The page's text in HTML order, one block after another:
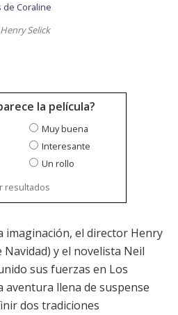
de Coraline
Henry Selick
la película?
Muy buena
Interesante
Un rollo
resultados
imaginación, el director Henry
Navidad) y el novelista Neil
sus fuerzas en Los
aventura llena de suspense
dos tradiciones